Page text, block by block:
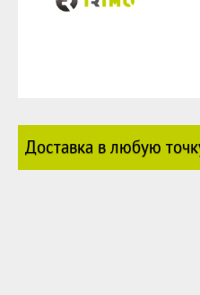
Доставка в любую